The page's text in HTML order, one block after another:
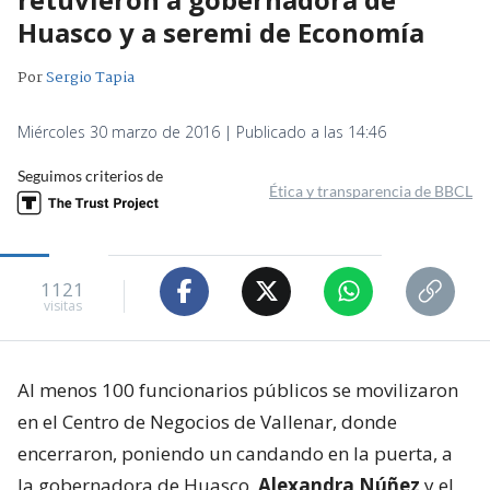
Huasco y a seremi de Economía
PorSergio Tapia
Miércoles 30 marzo de 2016 | Publicado a las 14:46
Seguimos criterios de
Ética y transparencia de BBCL
1121
visitas
Al menos 100 funcionarios públicos se movilizaron
en el Centro de Negocios de Vallenar, donde
encerraron, poniendo un candando en la puerta, a
la gobernadora de Huasco, Alexandra Núñez y el